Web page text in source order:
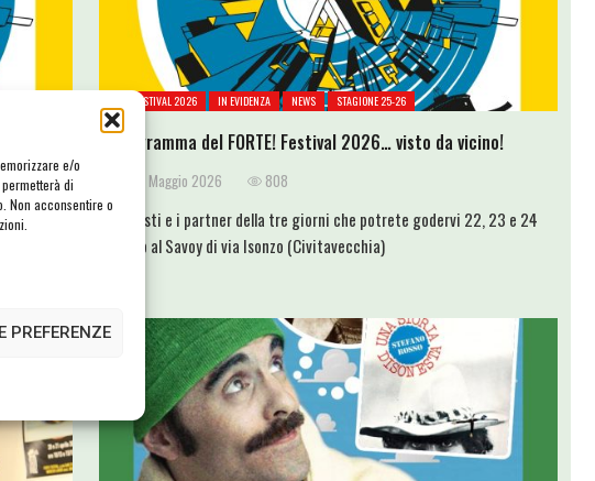
e/o
di
Non acconsentire o
PREFERENZE
volete
FORTE FESTIVAL 2026 IN EVIDENZA NEWS STAGIONE 25-26
Il programma del FORTE! Festival 2026… visto da vicino!
20 Maggio 2026 808
Gli artisti e i partner della tre giorni che potrete godervi 22, 23 e 24
maggio al Savoy di via Isonzo (Civitavecchia)